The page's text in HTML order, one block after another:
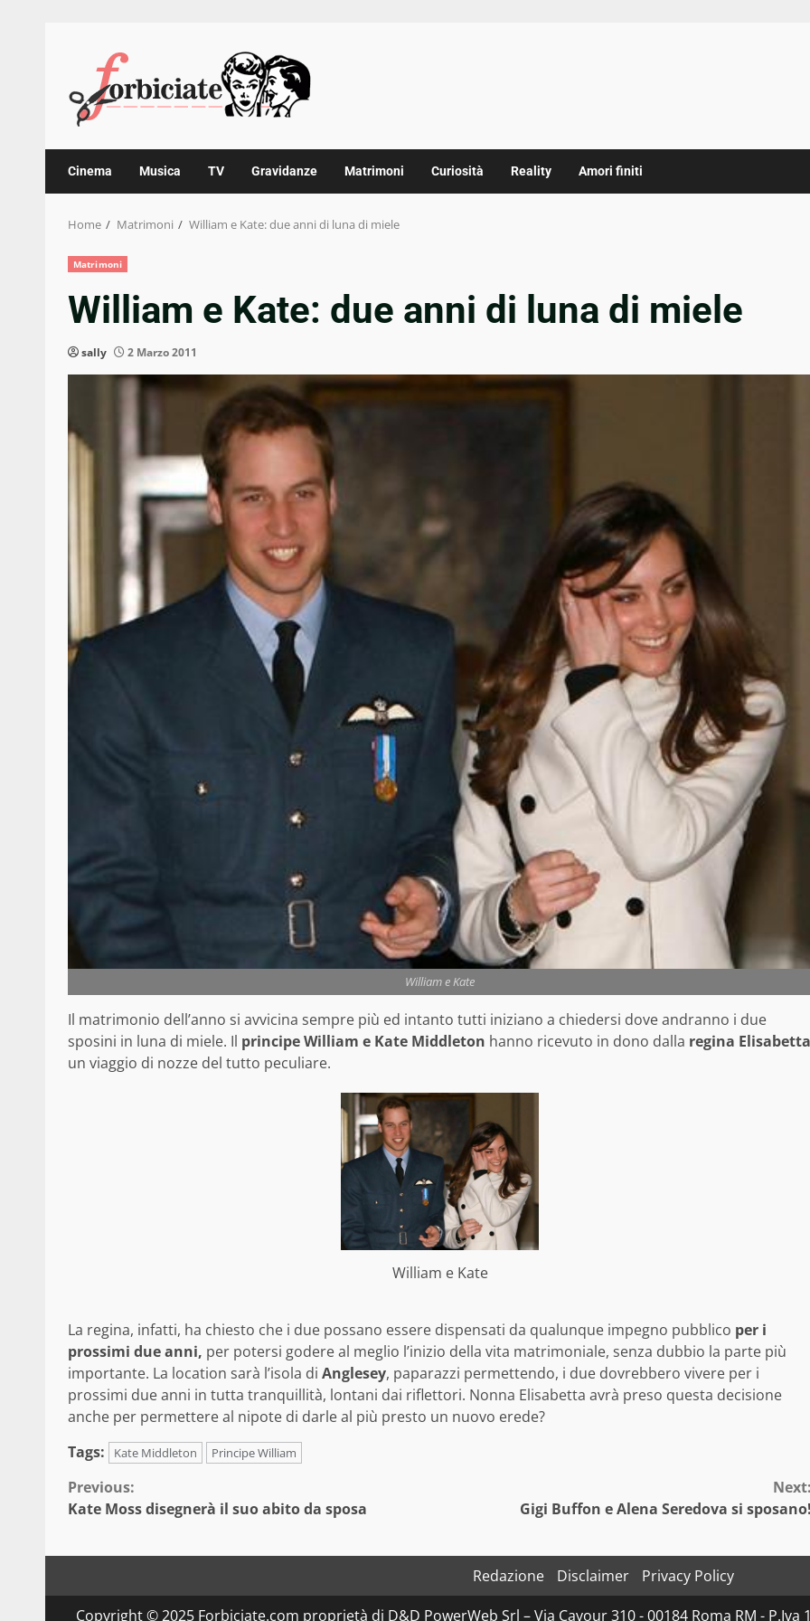
content
Cinema Musica TV Gravidanze Matrimoni Curiosità Reality Amori finiti
Home Matrimoni William e Kate: due anni di luna di miele
Matrimoni
William e Kate: due anni di luna di miele
sally 2 Marzo 2011
William e Kate
Il matrimonio dell’anno si avvicina sempre più ed intanto tutti iniziano a chiedersi dove andranno i due
sposini in luna di miele. Il principe William e Kate Middleton hanno ricevuto in dono dalla regina Elisabetta
un viaggio di nozze del tutto peculiare.
William e Kate
La regina, infatti, ha chiesto che i due possano essere dispensati da qualunque impegno pubblico per i
prossimi due anni, per potersi godere al meglio l’inizio della vita matrimoniale, senza dubbio la parte più
importante. La location sarà l’isola di Anglesey, paparazzi permettendo, i due dovrebbero vivere per i
prossimi due anni in tutta tranquillità, lontani dai riflettori. Nonna Elisabetta avrà preso questa decisione
anche per permettere al nipote di darle al più presto un nuovo erede?
Tags:
Kate Middleton Principe William
Continue
Previous:
Kate Moss disegnerà il suo abito da sposa
Gigi Buffon e Alena Seredova si
Redazione Disclaimer
Privacy Policy
Copyright © 2025 Forbiciate.com proprietà di D&D PowerWeb Srl – Via Cavour 310 - 00184 Roma RM -